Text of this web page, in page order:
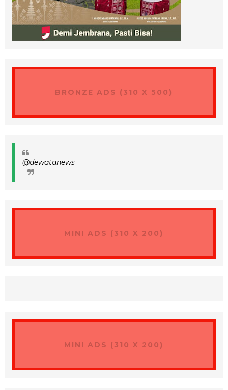
BRONZE ADS (310 X 500)
@dewatanews
MINI ADS (310 X 200)
MINI ADS (310 X 200)